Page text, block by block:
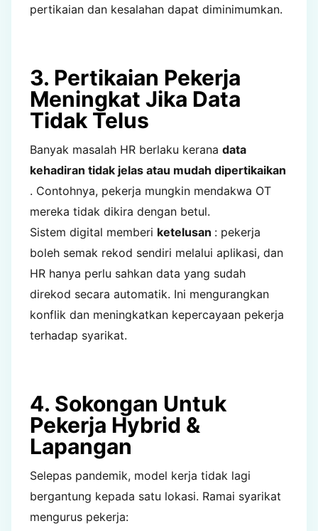
pertikaian dan kesalahan dapat diminimumkan.
3. Pertikaian Pekerja
Meningkat Jika Data
Tidak Telus
Banyak masalah HR berlaku kerana data
kehadiran tidak jelas atau mudah dipertikaikan
. Contohnya, pekerja mungkin mendakwa OT
mereka tidak dikira dengan betul.
Sistem digital memberi ketelusan : pekerja
boleh semak rekod sendiri melalui aplikasi, dan
HR hanya perlu sahkan data yang sudah
direkod secara automatik. Ini mengurangkan
konflik dan meningkatkan kepercayaan pekerja
terhadap syarikat.
4. Sokongan Untuk
Pekerja Hybrid &
Lapangan
Selepas pandemik, model kerja tidak lagi
bergantung kepada satu lokasi. Ramai syarikat
mengurus pekerja: